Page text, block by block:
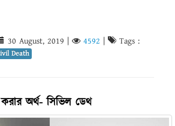
30 August, 2019 4592 Tags :
Death
অর্থ- সিভিল ডেথ